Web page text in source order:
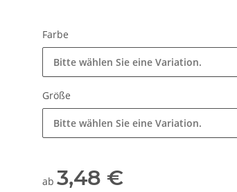
Farbe
Bitte wählen Sie eine Variation.
Größe
Bitte wählen Sie eine Variation.
ab 3,48 €